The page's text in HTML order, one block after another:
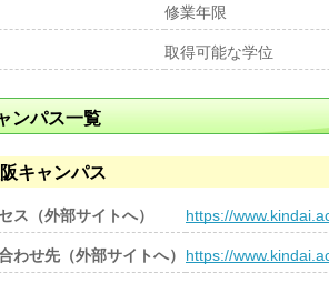
修業年限
取得可能な学位
ンパス一覧
キャンパス
ス（外部サイトへ） https://
わせ先（外部サイトへ） https://